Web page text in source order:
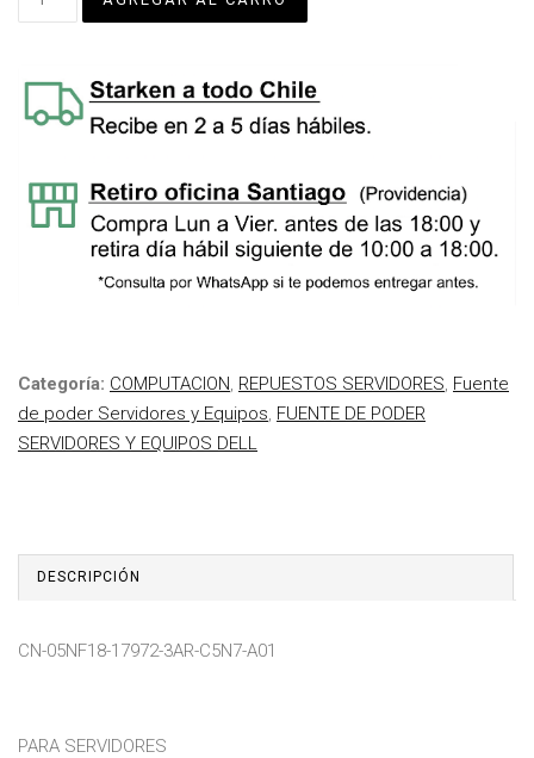
Categoría: COMPUTACION, REPUESTOS SERVIDORES, Fuente
de poder Servidores y Equipos, FUENTE DE PODER
SERVIDORES Y EQUIPOS DELL
DESCRIPCIÓN
CN-05NF18-17972-3AR-C5N7-A01
PARA SERVIDORES